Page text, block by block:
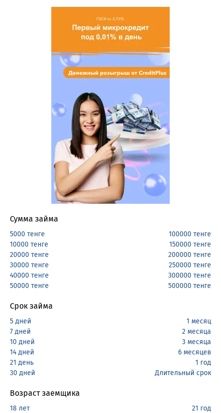
Сумма займа
5000 тенге
10000 тенге
20000 тенге
30000 тенге
40000 тенге
50000 тенге
100000 тенге
150000 тенге
200000 тенге
250000 тенге
300000 тенге
500000 тенге
Срок займа
5 дней
7 дней
10 дней
14 дней
21 день
30 дней
1 месяц
2 месяца
3 месяца
6 месяцев
1 год
Длительный срок
Возраст заемщика
18 лет
21 год